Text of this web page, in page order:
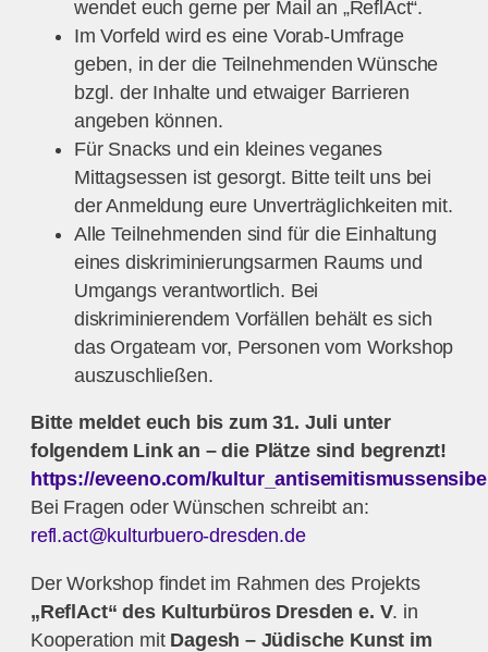
wendet euch gerne per Mail an „ReflAct“.
Im Vorfeld wird es eine Vorab-Umfrage
geben, in der die Teilnehmenden Wünsche
bzgl. der Inhalte und etwaiger Barrieren
angeben können.
Für Snacks und ein kleines veganes
Mittagsessen ist gesorgt. Bitte teilt uns bei
der Anmeldung eure Unverträglichkeiten mit.
Alle Teilnehmenden sind für die Einhaltung
eines diskriminierungsarmen Raums und
Umgangs verantwortlich. Bei
diskriminierendem Vorfällen behält es sich
das Orgateam vor, Personen vom Workshop
auszuschließen.
Bitte meldet euch bis zum 31. Juli unter
folgendem Link an – die Plätze sind begrenzt!
https://eveeno.com/
Bei Fragen oder Wünschen schreibt an:
refl.act@kulturbuero-dresden.de
Der Workshop findet im Rahmen des Projekts
„ReflAct“ des Kulturbüros Dresden e. V. in
Kooperation mit Dagesh – Jüdische Kunst im